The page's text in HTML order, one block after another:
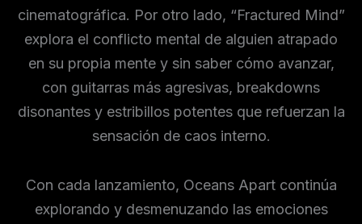
cinematográfica. Por otro lado, “Fractured Mind”
explora el conflicto mental de alguien atrapado
en su propia mente y sin saber cómo avanzar,
con guitarras más agresivas, breakdowns
disonantes y estribillos potentes que refuerzan la
sensación de caos interno.
Con cada lanzamiento, Oceans Apart continúa
explorando y desmenuzando las emociones